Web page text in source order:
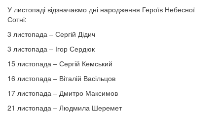
У листопаді відзначаємо дні народження Героїв Небесної
Сотні:
3 листопада – Сергій Дідич
3 листопада – Ігор Сердюк
15 листопада – Сергій Кемський
16 листопада – Віталій Васільцов
17 листопада – Дмитро Максимов
21 листопада – Людмила Шеремет